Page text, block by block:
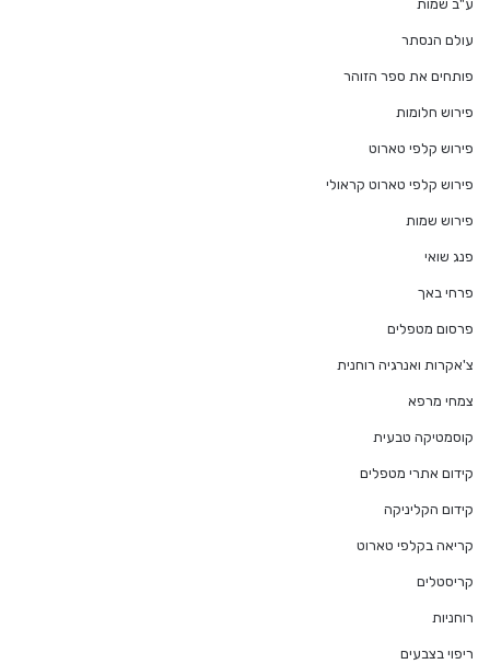
ע"ב שמות
עולם הנסתר
פותחים את ספר הזוהר
פירוש חלומות
פירוש קלפי טארוט
פירוש קלפי טארוט קראולי
פירוש שמות
פנג שואי
פרחי באך
פרסום מטפלים
צ'אקרות ואנרגיה רוחנית
צמחי מרפא
קוסמטיקה טבעית
קידום אתרי מטפלים
קידום הקליניקה
קריאה בקלפי טארוט
קריסטלים
רוחניות
ריפוי בצבעים